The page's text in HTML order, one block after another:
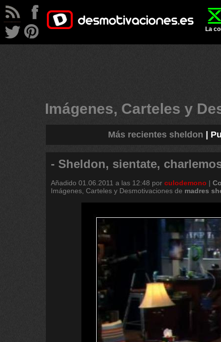
La
Imágenes, Carteles y
Más recientes sheldon
- Sheldon, sientate,
Añadido 01.06.2011 a las 12:48 por culodemono |
Imágenes, Carteles y Desmotivaciones de madres